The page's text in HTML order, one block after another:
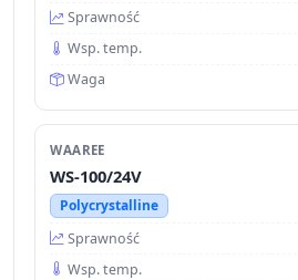
Sprawność
Wsp. temp.
Waga
WAAREE
WS-100/24V
Polycrystalline
Sprawność
Wsp. temp.